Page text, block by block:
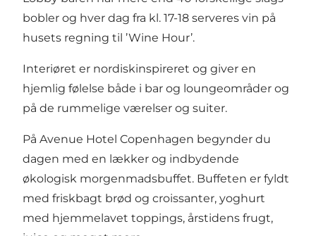
bobler og hver dag fra kl. 17-18 serveres vin på
husets regning til ’Wine Hour’.
Interiøret er nordiskinspireret og giver en
hjemlig følelse både i bar og loungeområder og
på de rummelige værelser og suiter.
På Avenue Hotel Copenhagen begynder du
dagen med en lækker og indbydende
økologisk morgenmadsbuffet. Buffeten er fyldt
med friskbagt brød og croissanter, yoghurt
med hjemmelavet toppings, årstidens frugt,